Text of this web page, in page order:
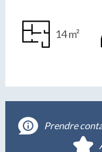
14 m²
Prendre